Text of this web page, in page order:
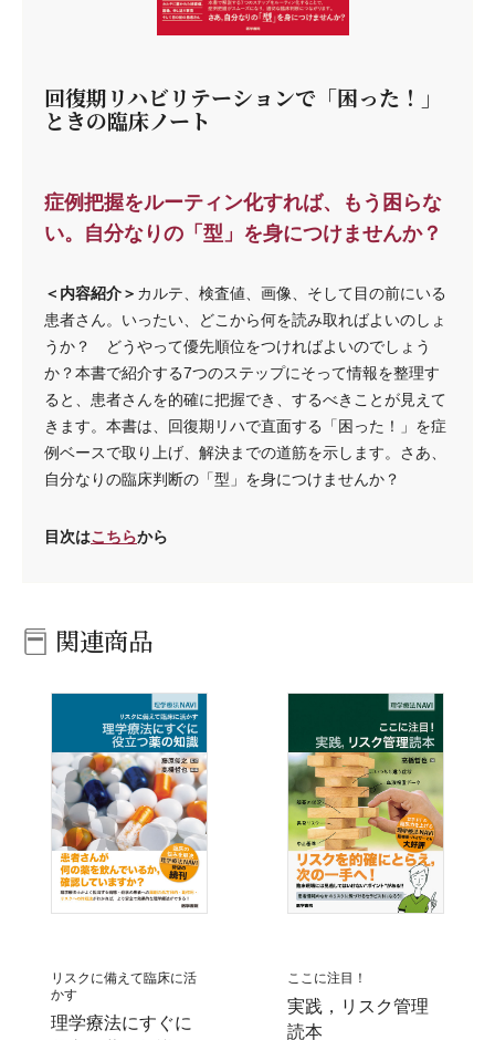
回復期リハビリテーションで「困った！」
ときの臨床ノート
症例把握をルーティン化すれば、もう困らな
い。自分なりの「型」を身につけませんか？
＜内容紹介＞ カルテ、検査値、画像、そして目の前にいる
患者さん。いったい、どこから何を読み取ればよいのしょ
うか？ どうやって優先順位をつければよいのでしょう
か？本書で紹介する7つのステップにそって情報を整理す
ると、患者さんを的確に把握でき、するべきことが見えて
きます。本書は、回復期リハで直面する「困った！」を症
例ベースで取り上げ、解決までの道筋を示します。さあ、
自分なりの臨床判断の「型」を身につけませんか？
目次はこちらから
関連商品
リスクに備えて臨床に活
かす
理学療法にすぐに
ここに注目！
実践，リスク管理
読本